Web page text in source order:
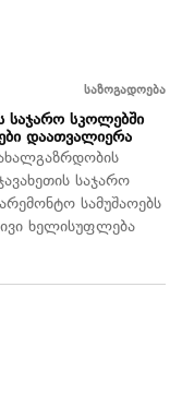
საზოგადოება
საჯარო სკოლებში
დაათვალიერა
საჯარო
სამუშაოებს
ხელისუფლება